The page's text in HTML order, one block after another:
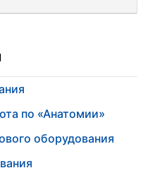
по «Анатомии»
оборудования